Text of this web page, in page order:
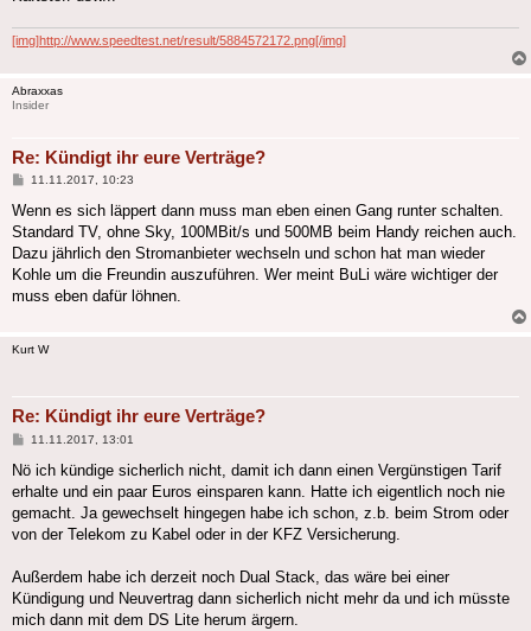
[img]http://www.speedtest.net/result/5884572172.png[/img]
Abraxxas
Insider
Re: Kündigt ihr eure Verträge?
Beitrag
11.11.2017, 10:23
Wenn es sich läppert dann muss man eben einen Gang runter schalten.
Standard TV, ohne Sky, 100MBit/s und 500MB beim Handy reichen auch.
Dazu jährlich den Stromanbieter wechseln und schon hat man wieder
Kohle um die Freundin auszuführen. Wer meint BuLi wäre wichtiger der
muss eben dafür löhnen.
Kurt W
Re: Kündigt ihr eure Verträge?
Beitrag
11.11.2017, 13:01
Nö ich kündige sicherlich nicht, damit ich dann einen Vergünstigen Tarif
erhalte und ein paar Euros einsparen kann. Hatte ich eigentlich noch nie
gemacht. Ja gewechselt hingegen habe ich schon, z.b. beim Strom oder
von der Telekom zu Kabel oder in der KFZ Versicherung.
Außerdem habe ich derzeit noch Dual Stack, das wäre bei einer
Kündigung und Neuvertrag dann sicherlich nicht mehr da und ich müsste
mich dann mit dem DS Lite herum ärgern.